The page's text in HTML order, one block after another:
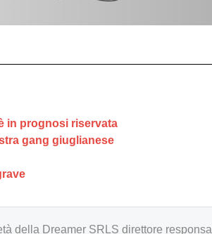
in prognosi riservata
gang giuglianese
della Dreamer SRLS direttore